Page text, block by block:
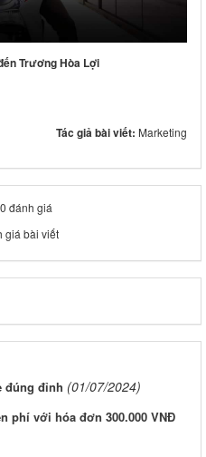
Trương Hòa Lợi
Tác giả bài viết: Marketing
đánh giá
giá bài viết
đúng đỉnh (01/07/2024)
phí với hóa đơn 300.000 VNĐ